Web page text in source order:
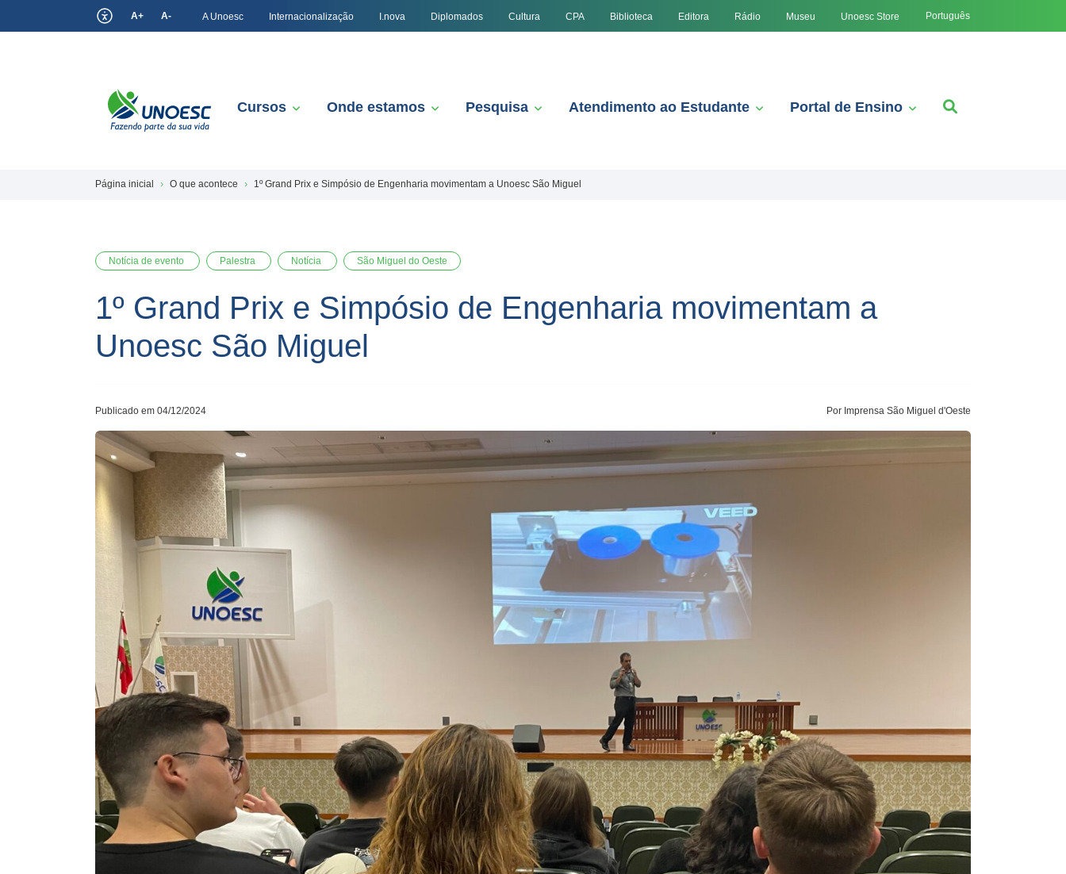
A+ A- A Unoesc Internacionalização I.nova Diplomados Cultura CPA Biblioteca Editora Rádio Museu Unoesc Store Português
Cursos Onde estamos Pesquisa Atendimento ao Estudante Portal de Ensino
Página inicial O que acontece 1º Grand Prix e Simpósio de Engenharia movimentam a Unoesc São Miguel
Notícia de evento Palestra Notícia São Miguel do Oeste
1º Grand Prix e Simpósio de Engenharia movimentam a
Unoesc São Miguel
Publicado em 04/12/2024 Por Imprensa São Miguel d'Oeste